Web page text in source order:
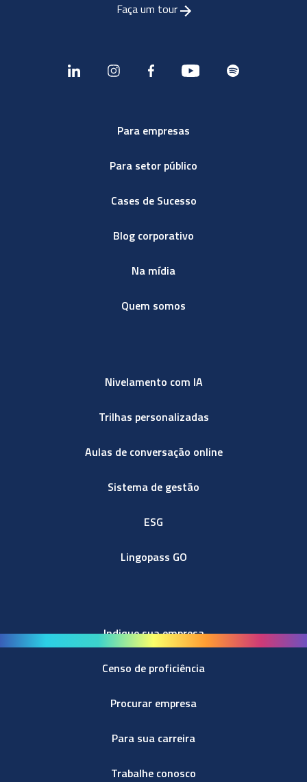
Faça um tour
Para empresas
Para setor público
Cases de Sucesso
Blog corporativo
Na mídia
Quem somos
Nivelamento com IA
Trilhas personalizadas
Aulas de conversação online
Sistema de gestão
ESG
Lingopass GO
Indique sua empresa
Censo de proficiência
Procurar empresa
Para sua carreira
Trabalhe conosco